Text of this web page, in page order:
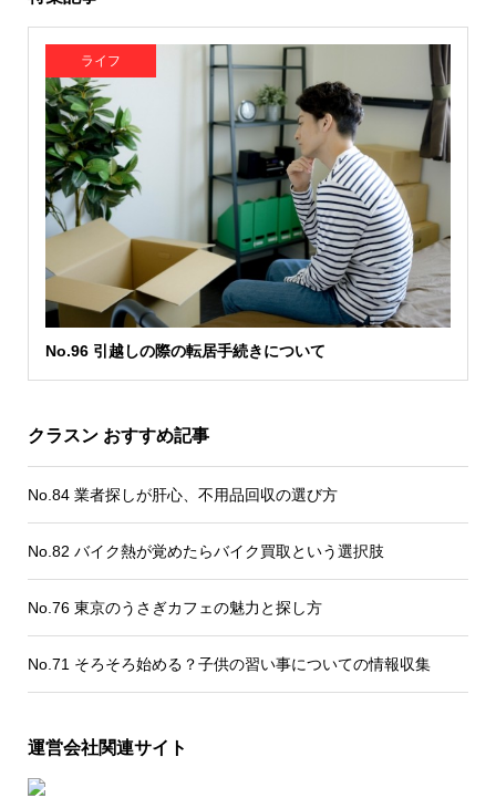
ライフ
No.96 引越しの際の転居手続きについて
クラスン おすすめ記事
No.84 業者探しが肝心、不用品回収の選び方
No.82 バイク熱が覚めたらバイク買取という選択肢
No.76 東京のうさぎカフェの魅力と探し方
No.71 そろそろ始める？子供の習い事についての情報収集
運営会社関連サイト